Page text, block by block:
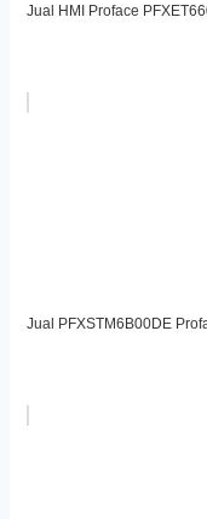
Jual HMI Proface
Jual PFXSTM6B00DE